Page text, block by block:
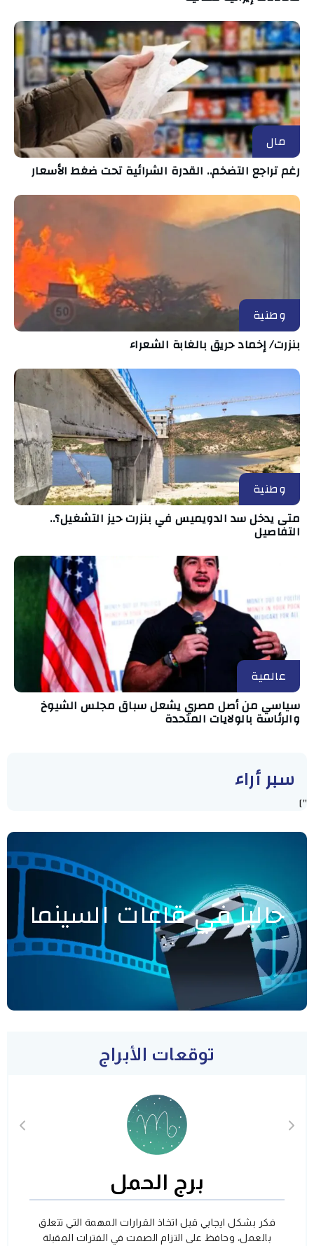
مال
رغم تراجع التضخم.. القدرة الشرائية تحت ضغط الأسعار
وطنية
بنزرت/ إخماد حريق بالغابة الشعراء
وطنية
متى يدخل سد الدويميس في بنزرت حيز التشغيل؟..
التفاصيل
عالمية
سياسي من أصل مصري يشعل سباق مجلس الشيوخ
والرئاسة بالولايات المتحدة
سبر أراء
"]
حاليا في قاعات السينما
توقعات الأبراج
برج الحمل
فكر بشكل ايجابي قبل اتخاذ القرارات المهمة التي تتعلق
بالعمل، وحافظ على التزام الصمت في الفترات المقبلة